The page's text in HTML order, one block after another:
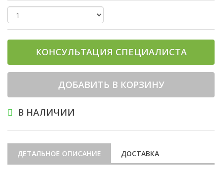
КОНСУЛЬТАЦИЯ СПЕЦИАЛИСТА
ДОБАВИТЬ В КОРЗИНУ
В НАЛИЧИИ
ДЕТАЛЬНОЕ ОПИСАНИЕ ДОСТАВКА